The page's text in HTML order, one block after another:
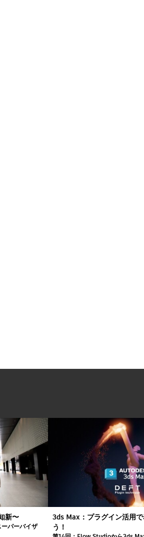
新〜
パーバイザ
3ds Max：プラグイン活用
う！